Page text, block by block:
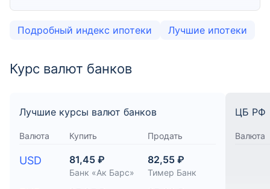
Подробный индекс ипотеки Лучшие ипотеки
Курс валют банков
Лучшие курсы валют банков
Валюта Купить Продать
USD 81,45 ₽
Банк «Ак Барс»
82,55 ₽
Тимер Банк
ЦБ РФ
Валюта